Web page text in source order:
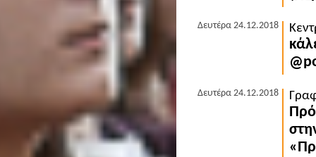
Δευτέρα 24.12.2018
Δευτέρα 24.12.2018